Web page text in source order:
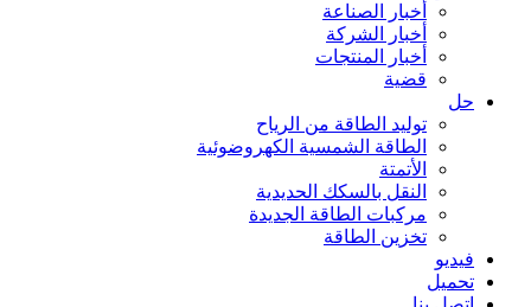
أخبار الصناعة
أخبار الشركة
أخبار المنتجات
قضية
حل
توليد الطاقة من الرياح
الطاقة الشمسية الكهروضوئية
الأتمتة
النقل بالسكك الحديدية
مركبات الطاقة الجديدة
تخزين الطاقة
فيديو
تحميل